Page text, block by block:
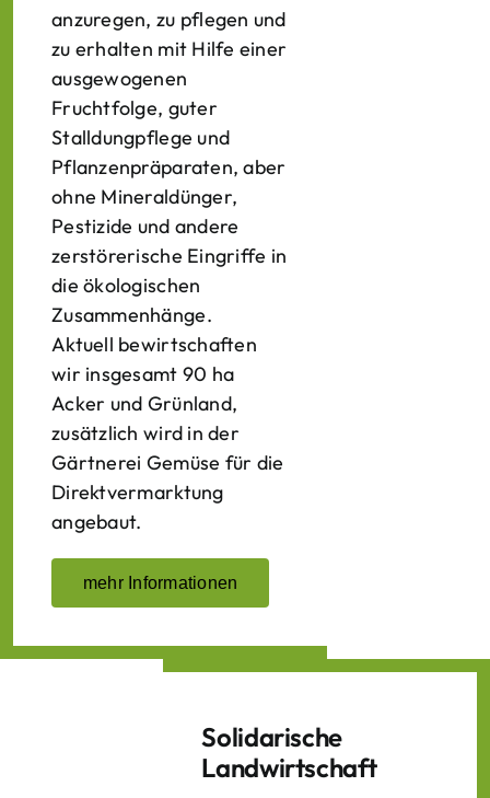
anzuregen, zu pflegen und
zu erhalten mit Hilfe einer
ausgewogenen
Fruchtfolge, guter
Stalldungpflege und
Pflanzenpräparaten, aber
ohne Mineraldünger,
Pestizide und andere
zerstörerische Eingriffe in
die ökologischen
Zusammenhänge.
Aktuell bewirtschaften
wir insgesamt 90 ha
Acker und Grünland,
zusätzlich wird in der
Gärtnerei Gemüse für die
Direktvermarktung
angebaut.
mehr Informationen
Solidarische
Landwirtschaft